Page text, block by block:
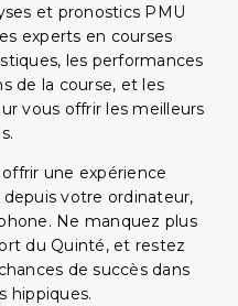
et pronostics PMU
experts en courses
les performances
de la course, et les
vous offrir les meilleurs
une expérience
votre ordinateur,
Ne manquez plus
du Quinté, et restez
de succès dans
hippiques.